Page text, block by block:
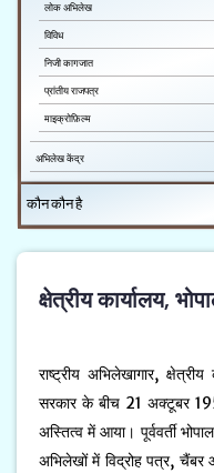
क्षेत्रीय कार्यालय,
राष्ट्रीय अभिलेखागार,
सरकार के बीच 21 अक्टूबर
अस्तित्व में आया। पूर्ववर्ती
अभिलेखों में विद्रोह पत्र,
लोक अभिलेख
विविध
निजी कागजात
प्रांतीय राजपत्र
माइक्रोफ़िल्म
अभिलेख केंद्र
कौन कौन है